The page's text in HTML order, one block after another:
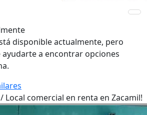
disponible actualmente, pero
ayudarte a encontrar opciones
/ Local comercial en renta en Zacamil!